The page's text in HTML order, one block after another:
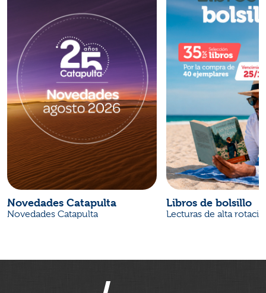
Novedades Catapulta
Novedades Catapulta
Libros de bolsillo
Lecturas de alta